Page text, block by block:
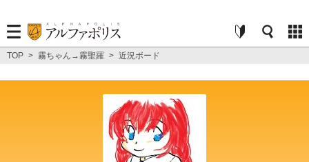
TOP > 霧ちゃん→霧聖羅 > 近況ボード